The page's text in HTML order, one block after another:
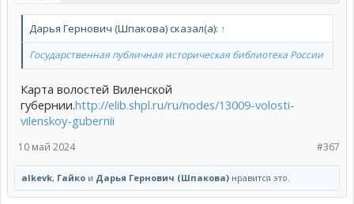
Дарья Гернович (Шпакова) сказал(а): ↑
Государственная публичная историческая библиотека России
Карта волостей Виленской
губернии.http://elib.shpl.ru/ru/nodes/13009-volosti-
vilenskoy-gubernii
#367
10 май 2024
alkevk, Гайко и Дарья Гернович (Шпакова) нравится это.